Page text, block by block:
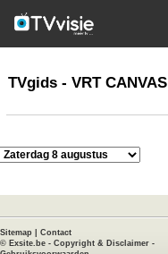
TVgids
TVgids - VRT CANVAS
Sitemap
Contact
© Exsite.be - Copyright & Disclaimer -